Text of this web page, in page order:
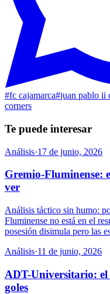
#fc cajamarca#juan pablo ii
corners
Te puede interesar
Análisis·17 de junio, 2026
Gremio-Fluminense:
ver
Análisis táctico sin humo:
Fluminense no está en el
posesión disimula pero las
Análisis·11 de junio, 2026
ADT-Universitario:
goles